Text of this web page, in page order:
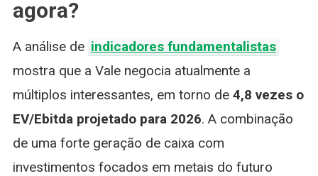
agora?
A análise de indicadores fundamentalistas
mostra que a Vale negocia atualmente a
múltiplos interessantes, em torno de 4,8 vezes o
EV/Ebitda projetado para 2026. A combinação
de uma forte geração de caixa com
investimentos focados em metais do futuro